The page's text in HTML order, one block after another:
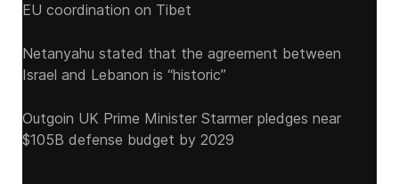
EU coordination on Tibet
Netanyahu stated that the agreement between
Israel and Lebanon is “historic”
Outgoin UK Prime Minister Starmer pledges near
$105B defense budget by 2029